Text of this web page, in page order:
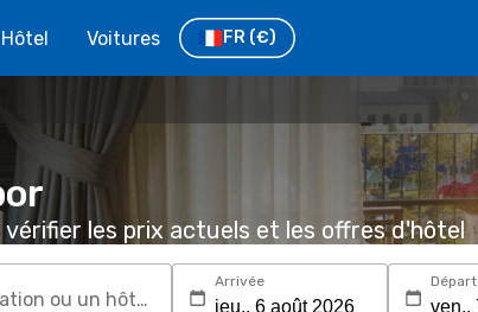
Voitures FR (€)
vérifier les prix actuels et les offres d'hôtel
Recherchez une destination ou un hôtel
Arrivée Départ